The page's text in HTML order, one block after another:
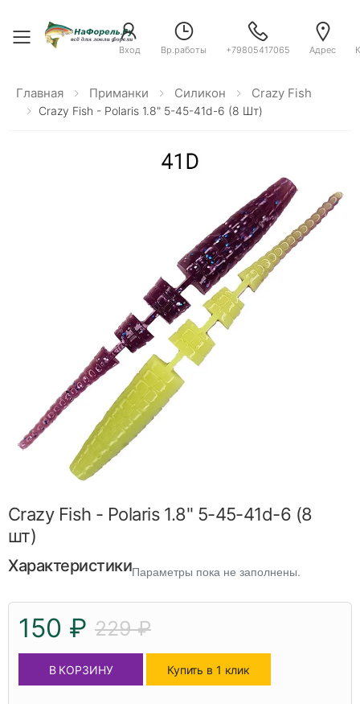
Toggle menu
Вход Вр.работы +79805417065 Адрес
Главная Приманки Силикон Crazy Fish
Crazy Fish - Polaris 1.8" 5-45-41d-6 (8 Шт)
Crazy Fish - Polaris 1.8" 5-45-41d-6 (8
шт)
ХарактеристикиПараметры пока не заполнены.
150 ₽ 229 ₽
В КОРЗИНУ Купить в 1 клик